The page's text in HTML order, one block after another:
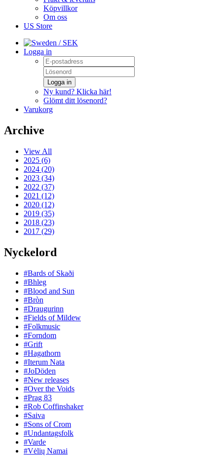
Köpvillkor
Om oss
US Store
/ SEK
Logga in
Logga in
Ny kund? Klicka här!
Glömt ditt lösenord?
Varukorg
Archive
View All
2025 (6)
2024 (20)
2023 (34)
2022 (37)
2021 (12)
2020 (12)
2019 (35)
2018 (23)
2017 (29)
Nyckelord
#Bards of Skaði
#Bhleg
#Blood and Sun
#Bròn
#Draugurinn
#Fields of Mildew
#Folkmusic
#Forndom
#Grift
#Hagathorn
#Iterum Nata
#JoDöden
#New releases
#Over the Voids
#Prag 83
#Rob Coffinshaker
#Saiva
#Sons of Crom
#Undantagsfolk
#Varde
#Vėlių Namai